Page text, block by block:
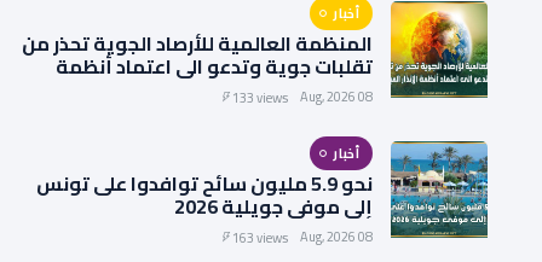
أخبار
المنظمة العالمية للأرصاد الجوية تحذر من
تقلبات جوية وتدعو الى اعتماد أنظمة
الإنذار المبكر
08 Aug, 2026
133 views
أخبار
نحو 5.9 مليون سائح توافدوا على تونس
إلى موفى جويلية 2026
08 Aug, 2026
163 views